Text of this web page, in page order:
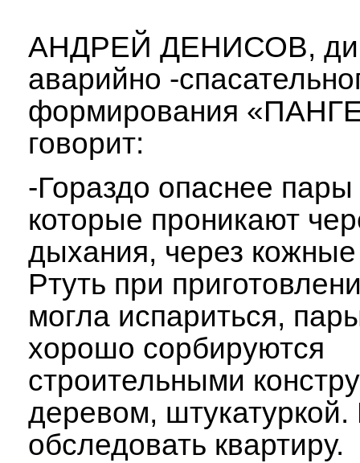
АНДРЕЙ ДЕНИСОВ,
аварийно -
формирования
говорит:
-Гораздо опаснее пары
которые проникают
дыхания, через
Ртуть при
могла испариться,
хорошо сорбируются
строительными
деревом,
обследовать квартиру.